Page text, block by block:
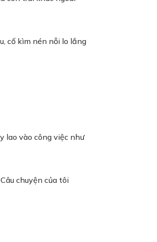
cố kìm nén nỗi lo lắng
lao vào công việc như
chuyện của tôi